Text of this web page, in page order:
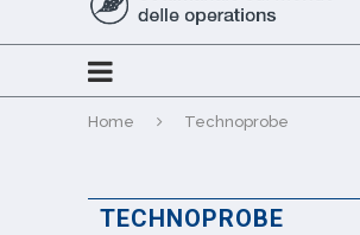
Home Technoprobe
TECHNOPROBE